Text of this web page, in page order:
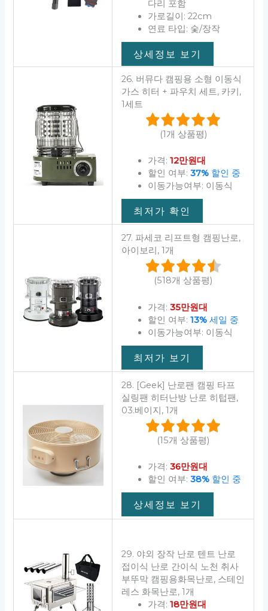
다리 포함
가로길이: 22cm
연료 타입: 숯/장작
상세정보 보기
26. 버뮤다 캠핑용 소형 이동식
가스 히터 + 파우치 세트, 카키,
1세트
(1개 상품평)
가격: 12만원대
할인 여부: 37%할인 중
이동가능여부: 이동식
최저가 확인
27. 파세코 리프트형 캠핑난로,
아이보리, 1개
(518개 상품평)
가격: 35만원대
할인 여부: 13%세일 중
이동가능여부: 이동식
최저가 보기
28. [Geek] 난로팬 캠핑 타프
실링팬 히터난방 난로 히텁팬,
03.베이지, 1개
(15개 상품평)
가격: 36만원대
할인 여부: 38%할인 중
상세정보 보기
29. 야외 장작 난로 텐트 난로
접이식 난로 간이식 노천 취사
부뚜막 캠핑용화목난로, 스테인
레스 화목난로, 1개
가격: 18만원대